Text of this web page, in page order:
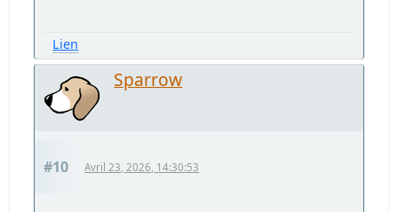
Lien
Sparrow
#10 Avril 23, 2026, 14:30:53